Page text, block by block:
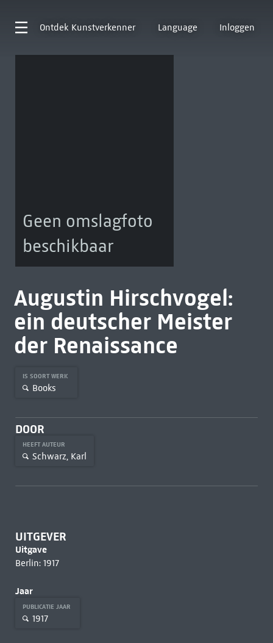
Ontdek Kunstverkenner Language Inloggen
Geen omslagfoto
beschikbaar
Augustin Hirschvogel:
ein deutscher Meister
der Renaissance
IS SOORT WERK
Books
DOOR
HEEFT AUTEUR
Schwarz, Karl
UITGEVER
Uitgave
Berlin: 1917
Jaar
PUBLICATIE JAAR
1917